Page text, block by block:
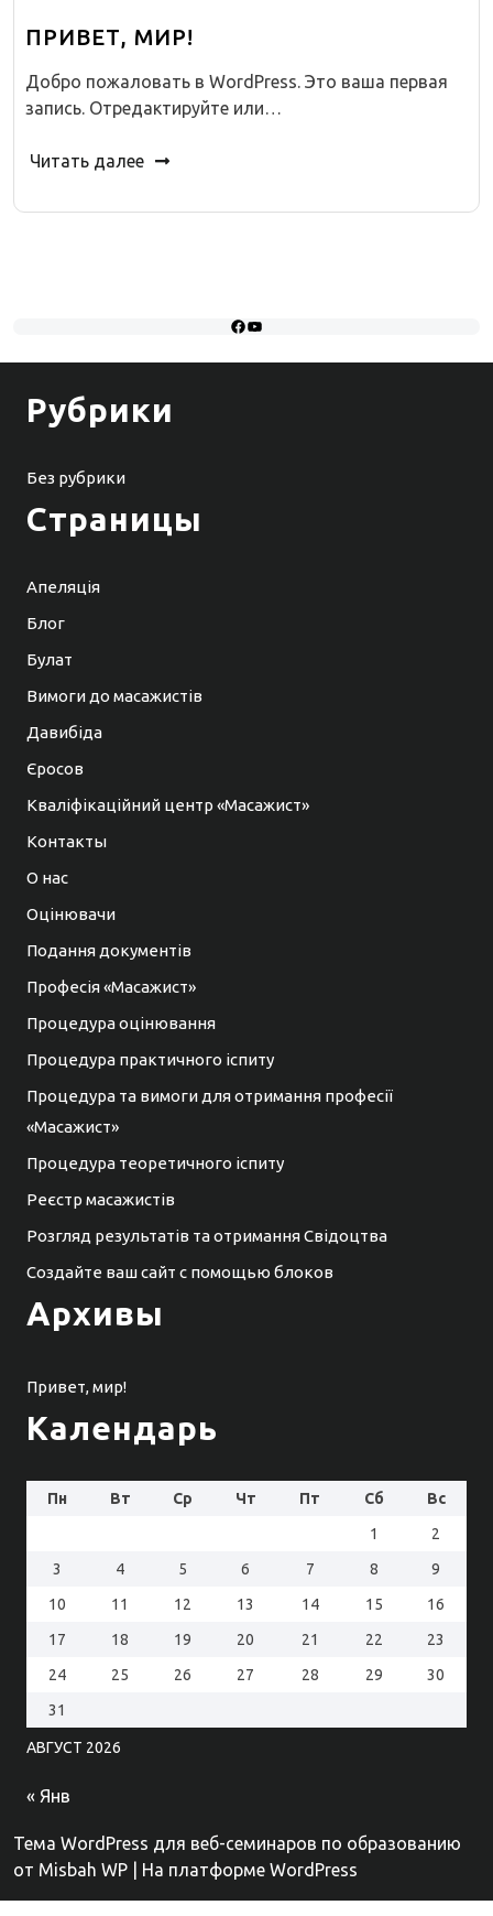
ПРИВЕТ, МИР!
Добро пожаловать в WordPress. Это ваша первая
запись. Отредактируйте или…
Читать далее
Facebook
Рубрики
Без рубрики
Страницы
Апеляція
Блог
Булат
Вимоги до масажистів
Давибіда
Єросов
Кваліфікаційний центр «Масажист»
Контакты
О нас
Оцінювачи
Подання документів
Професія «Масажист»
Процедура оцінювання
Процедура практичного іспиту
Процедура та вимоги для отримання професії
«Масажист»
Процедура теоретичного іспиту
Реєстр масажистів
Розгляд результатів та отримання Свідоцтва
Создайте ваш сайт с помощью блоков
Архивы
Привет, мир!
Календарь
АВГУСТ 2026
Пн Вт Ср Чт Пт Сб
Вс
1
2
3
4 5 6 7 8
9
10
11 12 13 14 15
16
17
18 19 20 21 22
23
24
25 26 27 28 29
30
31
« Янв
Тема WordPress для веб-семинаров по образованию
от Misbah WP
| На платформе WordPress